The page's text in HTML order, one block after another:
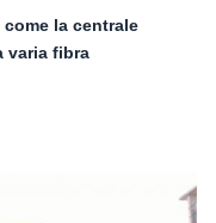
la centrale
varia fibra